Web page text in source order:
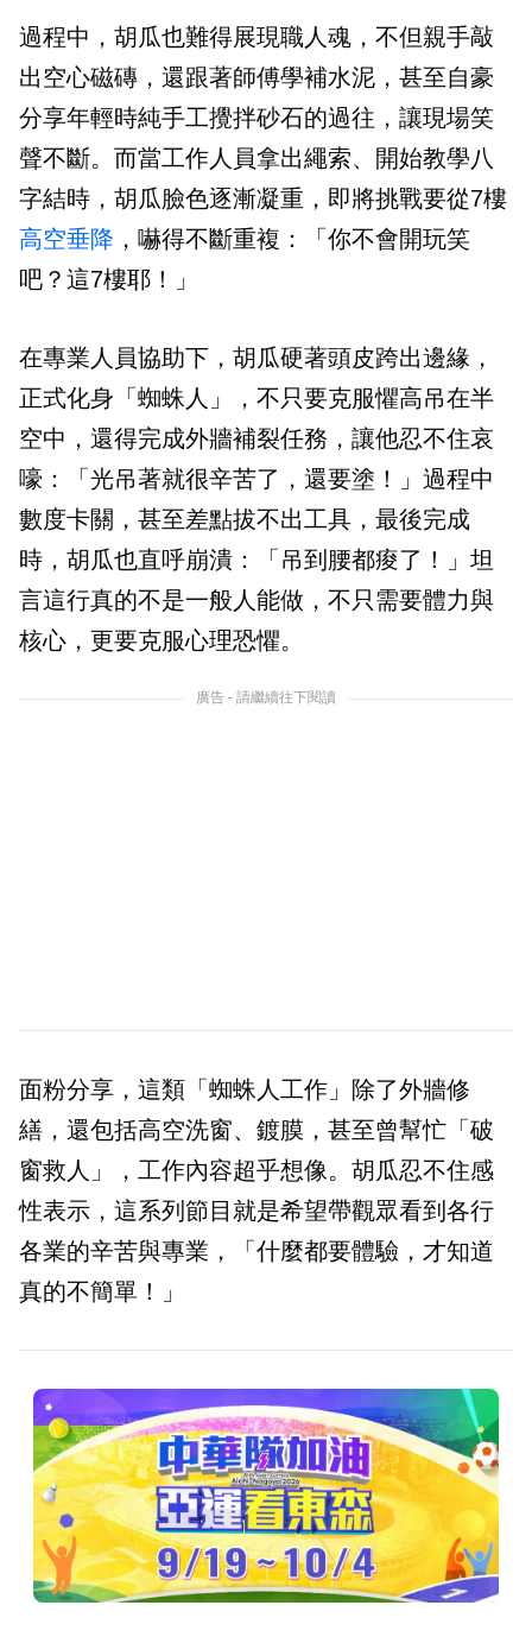
過程中，胡瓜也難得展現職人魂，不但親手敲
出空心磁磚，還跟著師傅學補水泥，甚至自豪
分享年輕時純手工攪拌砂石的過往，讓現場笑
聲不斷。而當工作人員拿出繩索、開始教學八
字結時，胡瓜臉色逐漸凝重，即將挑戰要從7樓
高空垂降 ，嚇得不斷重複：「你不會開玩笑
吧？這7樓耶！」
在專業人員協助下，胡瓜硬著頭皮跨出邊緣，
正式化身「蜘蛛人」，不只要克服懼高吊在半
空中，還得完成外牆補裂任務，讓他忍不住哀
嚎：「光吊著就很辛苦了，還要塗！」過程中
數度卡關，甚至差點拔不出工具，最後完成
時，胡瓜也直呼崩潰：「吊到腰都痠了！」坦
言這行真的不是一般人能做，不只需要體力與
核心，更要克服心理恐懼。
廣告 - 請繼續往下閱讀
面粉分享，這類「蜘蛛人工作」除了外牆修
繕，還包括高空洗窗、鍍膜，甚至曾幫忙「破
窗救人」，工作內容超乎想像。胡瓜忍不住感
性表示，這系列節目就是希望帶觀眾看到各行
各業的辛苦與專業，「什麼都要體驗，才知道
真的不簡單！」